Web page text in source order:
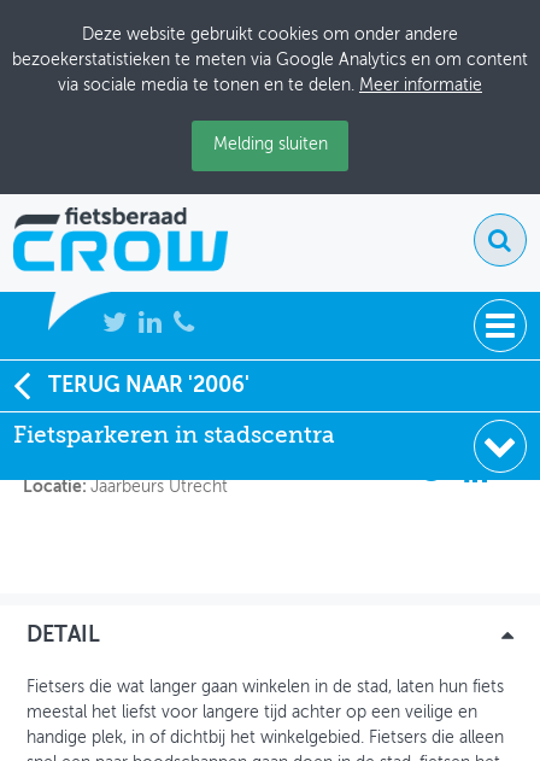
Deze website gebruikt cookies om onder andere
bezoekerstatistieken te meten via Google Analytics en om content
via sociale media te tonen en te delen. Meer informatie
Melding sluiten
NIEUWS
BIJEENKOMSTEN
KENNISBANK
THEMASITES
MIJN PROFIEL
GEBRUIKER
TERUG NAAR '2006'
Fietsparkeren in stadscentra
Fietsparkeren in stadscentra
Locatie: Jaarbeurs Utrecht
DETAIL
Fietsers die wat langer gaan winkelen in de stad, laten hun fiets
meestal het liefst voor langere tijd achter op een veilige en
handige plek, in of dichtbij het winkelgebied. Fietsers die alleen